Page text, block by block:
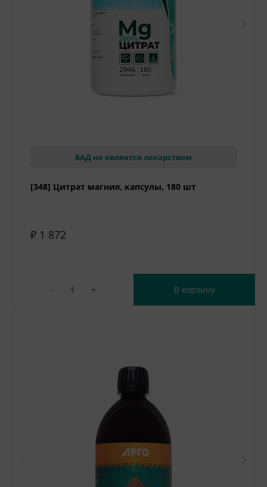
БАД не является лекарством
[348] Цитрат магния, капсулы, 180 шт
₽ 1 872
- + В корзину